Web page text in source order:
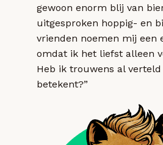
gewoon enorm blij van
uitgesproken hoppig- en
vrienden noemen mij een
omdat ik het liefst alleen
Heb ik trouwens al verteld
betekent?”